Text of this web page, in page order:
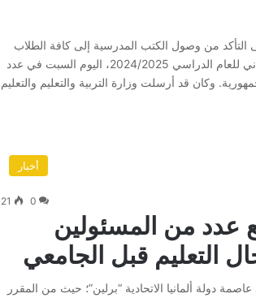
التأكد من وصول الكتب المدرسية إلى كافة الطلاب
بالمدارس في جميع المراحل التعليمية. جدير بالذكر الفصل الدراسي الثاني للعام الدراسي 2024/2025، اليوم السبت في عدد
وكان قد أرسلت وزارة التربية والتعليم والتعليم
أخبار
0
21
عدد من المسئولين
التعليم قبل الجامعي
دولة ألمانيا الاتحادية “برلين”؛ حيث من المقرر